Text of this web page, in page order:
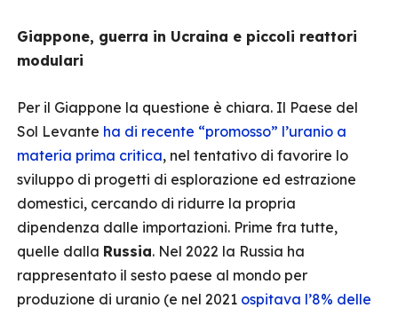
Giappone, guerra in Ucraina e piccoli reattori
modulari
Per il Giappone la questione è chiara. Il Paese del
Sol Levante ha di recente “promosso” l’uranio a
materia prima critica, nel tentativo di favorire lo
sviluppo di progetti di esplorazione ed estrazione
domestici, cercando di ridurre la propria
dipendenza dalle importazioni. Prime fra tutte,
quelle dalla Russia. Nel 2022 la Russia ha
rappresentato il sesto paese al mondo per
produzione di uranio (e nel 2021 ospitava l’8% delle